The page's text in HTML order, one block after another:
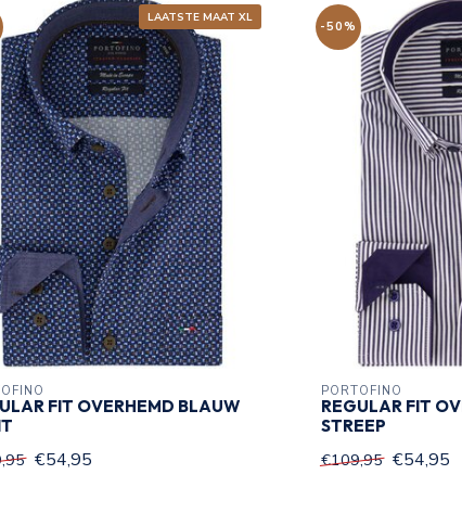
LAATSTE MAAT XL
FIT OVERHEMD BLAUW
€54,95
-50%
PORTOFINO
REGULAR FIT
STREEP
€109,95 €54,95